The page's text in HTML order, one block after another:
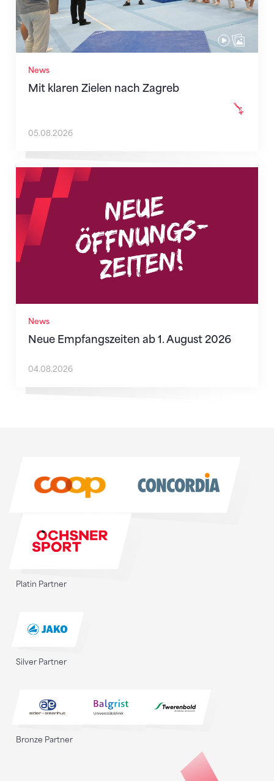
News
Mit klaren Zielen nach Zagreb
05.08.2026
News
Neue Empfangszeiten ab 1. August 2026
Neue Empfangszeiten ab 1. August 2026
04.08.2026
Platin Partner
Silver Partner
Bronze Partner